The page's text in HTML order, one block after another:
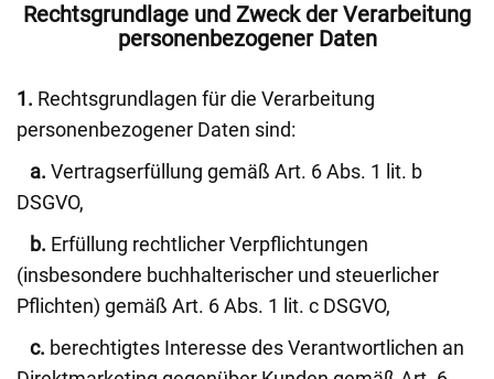
Rechtsgrundlage und Zweck der Verarbeitung
personenbezogener Daten
1. Rechtsgrundlagen für die Verarbeitung
personenbezogener Daten sind:
a. Vertragserfüllung gemäß Art. 6 Abs. 1 lit. b
DSGVO,
b. Erfüllung rechtlicher Verpflichtungen
(insbesondere buchhalterischer und steuerlicher
Pflichten) gemäß Art. 6 Abs. 1 lit. c DSGVO,
c. berechtigtes Interesse des Verantwortlichen an